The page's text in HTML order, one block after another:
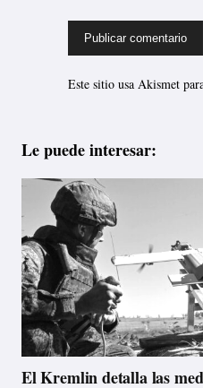
Este sitio usa Akismet
Le puede interesar:
El Kremlin detalla las